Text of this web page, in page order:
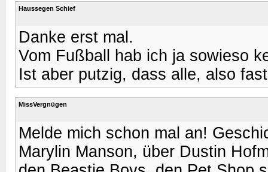
Haussegen Schief
Danke erst mal.
Vom Fußball hab ich ja sowieso
Ist aber putzig, dass alle, also
MissVergnügen
Melde mich schon mal an!
Marylin Manson, über Dustin